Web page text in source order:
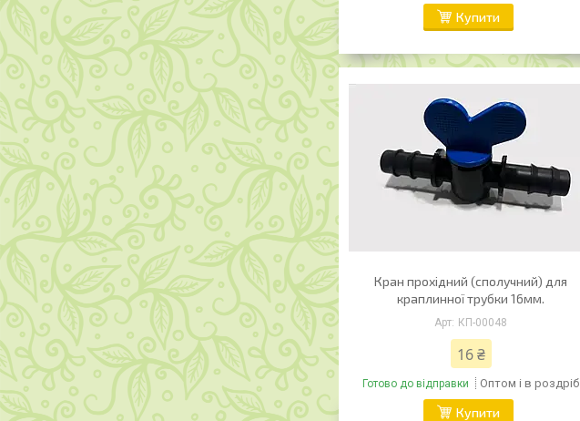
Купити
Кран прохідний (сполучний) для
краплинної трубки 16мм.
КП-00048
16 ₴
Готово до відправки Оптом і в роздріб
Купити